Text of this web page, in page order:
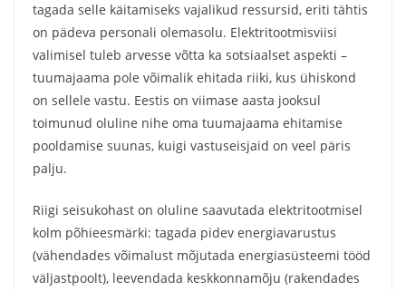
tagada selle käitamiseks vajalikud ressursid, eriti tähtis
on pädeva personali olemasolu. Elektritootmisviisi
valimisel tuleb arvesse võtta ka sotsiaalset aspekti –
tuumajaama pole võimalik ehitada riiki, kus ühiskond
on sellele vastu. Eestis on viimase aasta jooksul
toimunud oluline nihe oma tuumajaama ehitamise
pooldamise suunas, kuigi vastuseisjaid on veel päris
palju.
Riigi seisukohast on oluline saavutada elektritootmisel
kolm põhieesmärki: tagada pidev energiavarustus
(vähendades võimalust mõjutada energiasüsteemi tööd
väljastpoolt), leevendada keskkonnamõju (rakendades